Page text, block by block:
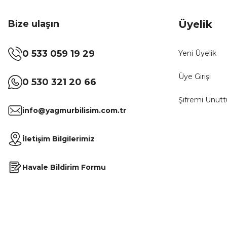
Bize ulaşın
0 533 059 19 29
0 530 321 20 66
info@yagmurbilisim.com.tr
İletişim Bilgilerimiz
Havale Bildirim Formu
Üyelik
Yeni Üyelik
Üye Girişi
Şifremi